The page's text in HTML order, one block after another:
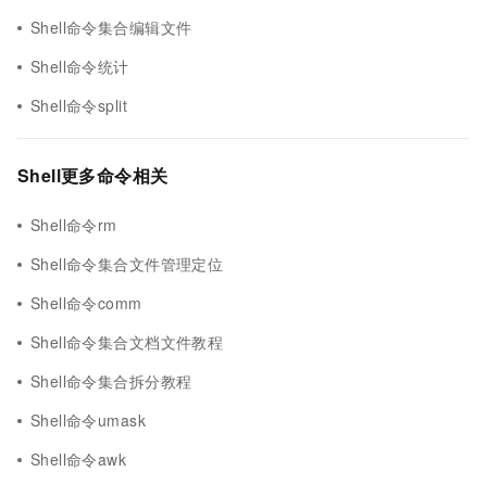
Shell命令集合编辑文件
Shell命令统计
Shell命令split
Shell更多命令相关
Shell命令rm
Shell命令集合文件管理定位
Shell命令comm
Shell命令集合文档文件教程
Shell命令集合拆分教程
Shell命令umask
Shell命令awk